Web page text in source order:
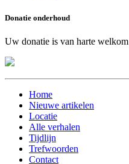
Donatie onderhoud
Uw donatie is van harte
Home
Nieuwe artikelen
Locatie
Alle verhalen
Tijdlijn
Trefwoorden
Contact